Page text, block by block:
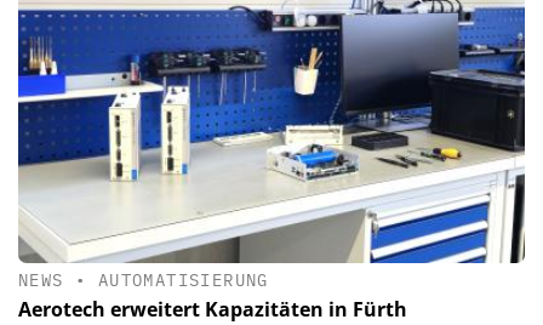
NEWS • AUTOMATISIERUNG
Aerotech erweitert Kapazitäten in Fürth